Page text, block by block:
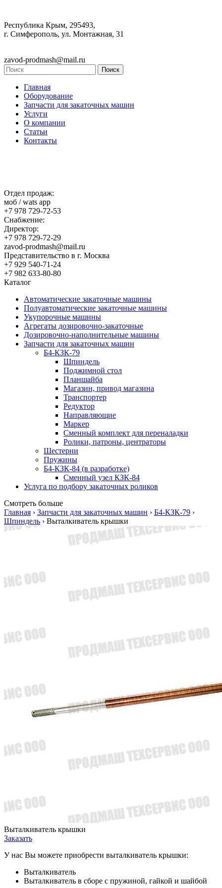
Республика Крым, 295493,
г. Симферополь, ул. Монтажная, 31
zavod-prodmash@mail.ru
Главная
Оборудование
Запчасти для закаточных машин
Услуги
О компании
Статьи
Контакты
Отдел продаж:
моб / wats app
+7 978 729-72-53
Снабжение:
Директор:
+7 978 729-72-29
zavod-prodmash@mail.ru
Представительство в г. Москва
+7 929 540-71-24
+7 982 633-80-80
Каталог
Автоматические закаточные машины
Полуавтоматические закаточные машины
Укупорочные машины
Агрегаты дозировочно-закаточные
Дозировочно-наполнительные машины
Запчасти для закаточных машин
Б4-КЗК-79
Шпиндель
Поджимной стол
Планшайба
Магазин, привод магазина
Транспортер
Редуктор
Направляющие
Маркер
Сменный комплект для переналадки
Ролики, патроны, центраторы
Шестерни
Пружины
Б4-КЗК-84 (в разработке)
Сменный узел КЗК-84
Услуга по подбору закаточных роликов
Смотреть больше
Главная › Запчасти для закаточных машин › Б4-КЗК-79 ›
Шпиндель › Выталкиватель крышки
Выталкиватель крышки
Заказать
У нас Вы можете приобрести выталкиватель крышки:
Выталкиватель
Выталкиватель в сборе с пружиной, гайкой и шайбой